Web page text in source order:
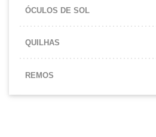
ÓCULOS DE SOL
QUILHAS
REMOS